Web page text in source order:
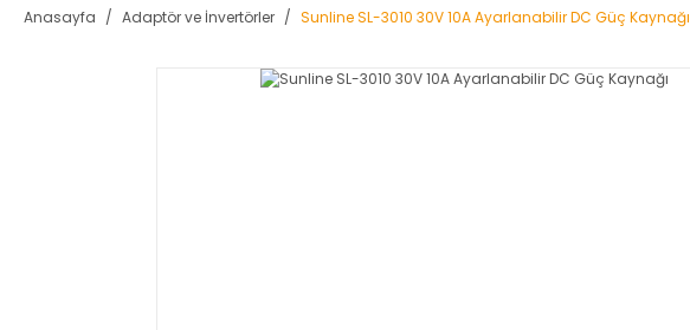
Anasayfa Adaptör ve İnvertörler Sunline SL-3010 30V 10A Ayarlanabilir DC Güç Kaynağı